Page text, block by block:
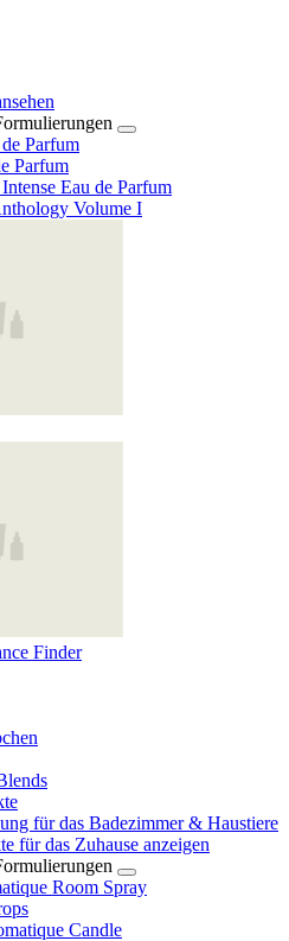
Parfum
Parfum
Eau de Parfum
Volume I
Finder
für das Badezimmer & Haustiere
für das Zuhause anzeigen
Room Spray
Candle